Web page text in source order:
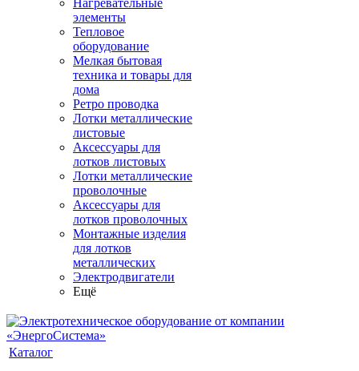
Нагревательные
элементы
Тепловое
оборудование
Мелкая бытовая
техника и товары для
дома
Ретро проводка
Лотки металлические
листовые
Аксессуары для
лотков листовых
Лотки металлические
проволочные
Аксессуары для
лотков проволочных
Монтажные изделия
для лотков
металлических
Электродвигатели
Ещё
Каталог